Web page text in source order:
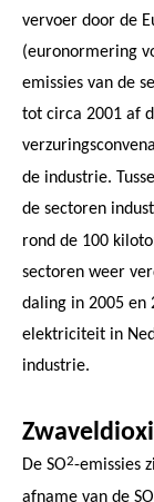
vervoer door de
(euronormering
emissies van de
tot circa 2001 af
de industrie.
de sectoren
rond de 100
sectoren weer
daling in 2005 en
elektriciteit in
industrie.
De SO2-emissies
afname van de SO